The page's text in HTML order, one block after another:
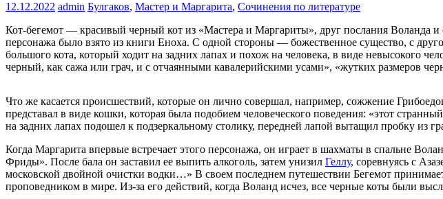
12.12.2022 admin Булгаков, Мастер и Маргарита, Сочинения по литературе
Кот-бегемот — красивый черный кот из «Мастера и Маргариты», друг послания
персонажа было взято из книги Еноха. С одной стороны — божественное существо, с
большого кота, который ходит на задних лапах и похож на человека, в виде невысокого
черный, как сажа или грач, и с отчаянными кавалерийскими усами», «жутких размеров
Что же касается происшествий, которые он лично совершал, например, сожжение
представал в виде кошки, которая была подобием человеческого поведения: «этот
на задних лапах подошел к подзеркальному столику, передней лапой вытащил пробку из
Когда Маргарита впервые встречает этого персонажа, он играет в шахматы в спальне
Фриды». После бала он заставил ее выпить алкоголь, затем унизил Геллу, соревнуясь с
московской двойной очистки водки…» В своем последнем путешествии Бегемот
проповедником в мире. Из-за его действий, когда Воланд исчез, все черные коты были